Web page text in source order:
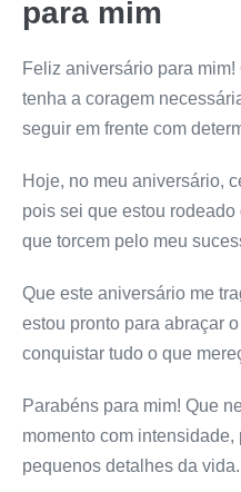
para mim
Feliz aniversário para
tenha a coragem
seguir em frente com
Hoje, no meu aniversário,
pois sei que estou
que torcem pelo meu
Que este aniversário me
estou pronto para abraçar
conquistar tudo o que
Parabéns para mim! Que
momento com
pequenos detalhes da vida.